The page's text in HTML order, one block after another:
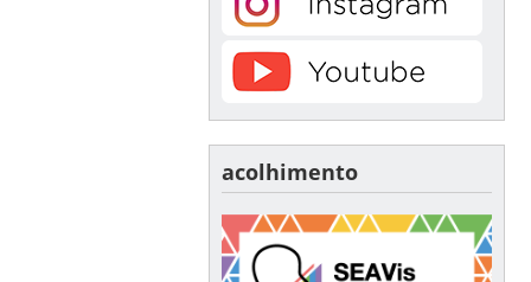
acolhimento